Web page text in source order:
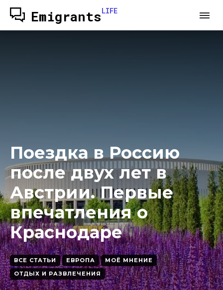
EmigrantsLIFE
Поездка в Россию
после двух лет в
Австрии. Первые
впечатления о
Краснодаре
ВСЕ СТАТЬИ ЕВРОПА
МОЁ МНЕНИЕ
ОТДЫХ И РАЗВЛЕЧЕНИЯ